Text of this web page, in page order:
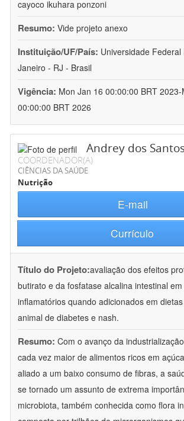
cayoco ikuhara ponzoni
Resumo: Vide projeto anexo
Instituição/UF/País: Universidade
Janeiro - RJ - Brasil
Vigência: Mon Jan 16 00:00:00 BRT
00:00:00 BRT 2026
Andrey dos
COORDENADOR(A)
CIÊNCIAS DA SAÚDE
Nutrição
E-mail
Currículo
Título do Projeto:avaliação dos efeitos
butirato e da fosfatase alcalina intestinal
inflamatórios quando adicionados em
animal de diabetes e nash.
Resumo: Com o avanço da
cada vez maior de alimentos ricos em
aliado a um baixo consumo de fibras, a
se tornado um assunto de extrema
microbiota, também conhecida como flora